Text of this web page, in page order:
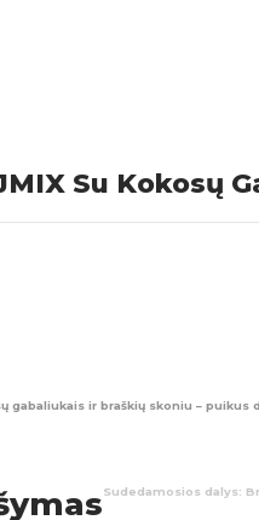
Su Kokosų
gabaliukais ir braškių skoniu –
Sudedamosios dalys: